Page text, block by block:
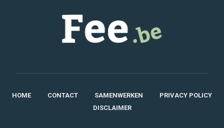
HOME CONTACT SAMENWERKEN
PRIVACY POLICY
DISCLAIMER